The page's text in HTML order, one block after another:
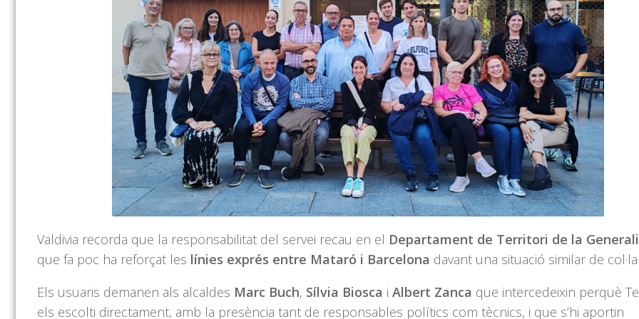
Valdivia recorda que la responsabilitat del servei recau en el Departament de Territori de la
que fa poc ha reforçat les línies exprés entre Mataró i Barcelona davant una situació similar de
Els usuaris demanen als alcaldes Marc Buch, Sílvia Biosca i Albert Zanca que intercedeixin perquè
els escolti directament, amb la presència tant de responsables polítics com tècnics, i que s’hi aportin